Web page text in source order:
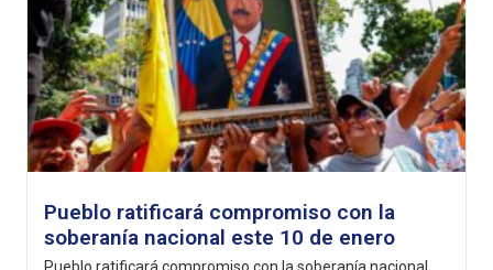
Pueblo ratificará compromiso con la
soberanía nacional este 10 de enero